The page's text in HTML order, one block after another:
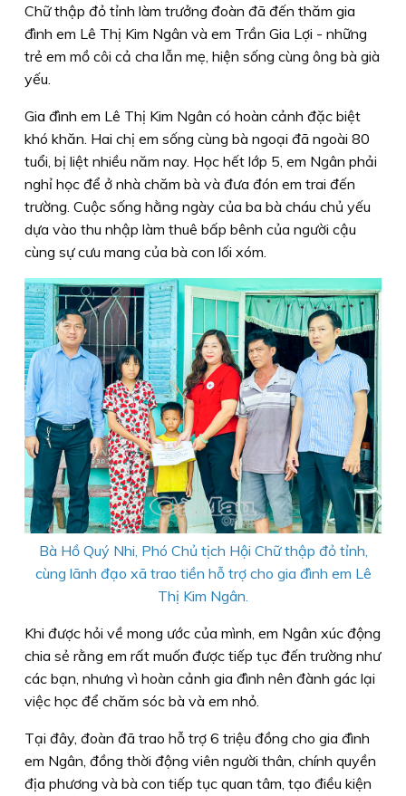
Chữ thập đỏ tỉnh làm trưởng đoàn đã đến thăm gia
đình em Lê Thị Kim Ngân và em Trần Gia Lợi - những
trẻ em mồ côi cả cha lẫn mẹ, hiện sống cùng ông bà già
yếu.
Gia đình em Lê Thị Kim Ngân có hoàn cảnh đặc biệt
khó khăn. Hai chị em sống cùng bà ngoại đã ngoài 80
tuổi, bị liệt nhiều năm nay. Học hết lớp 5, em Ngân phải
nghỉ học để ở nhà chăm bà và đưa đón em trai đến
trường. Cuộc sống hằng ngày của ba bà cháu chủ yếu
dựa vào thu nhập làm thuê bấp bênh của người cậu
cùng sự cưu mang của bà con lối xóm.
Bà Hồ Quý Nhi, Phó Chủ tịch Hội Chữ thập đỏ tỉnh,
cùng lãnh đạo xã trao tiền hỗ trợ cho gia đình em Lê
Thị Kim Ngân.
Khi được hỏi về mong ước của mình, em Ngân xúc động
chia sẻ rằng em rất muốn được tiếp tục đến trường như
các bạn, nhưng vì hoàn cảnh gia đình nên đành gác lại
việc học để chăm sóc bà và em nhỏ.
Tại đây, đoàn đã trao hỗ trợ 6 triệu đồng cho gia đình
em Ngân, đồng thời động viên người thân, chính quyền
địa phương và bà con tiếp tục quan tâm, tạo điều kiện